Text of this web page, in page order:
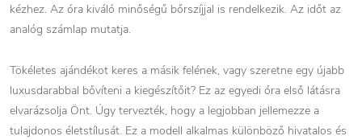
kézhez. Az óra kiváló minőségű bőrszíjjal is rendelkezik. Az időt az
analóg számlap mutatja.
Tökéletes ajándékot keres a másik felének, vagy szeretne egy újabb
luxusdarabbal bővíteni a kiegészítőit? Ez az egyedi óra első látásra
elvarázsolja Önt. Úgy tervezték, hogy a legjobban jellemezze a
tulajdonos életstílusát. Ez a modell alkalmas különböző hivatalos és